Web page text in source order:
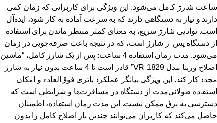
ساعت شارژ کامل می‌شود. این ویژگی برای کاربرانی که زمان کمی
دارند و نیاز به دستگاهی دارند که به سرعت آماده به کار شود، ایده‌آل
است. توانایی شارژ سریع، به معنای کمتر منتظر ماندن برای استفاده
از دستگاه پس از شارژ است، که در نتیجه باعث صرفه‌جویی در زمان
می‌شود. مدت زمان استفاده 4 ساعت: پس از یک شارژ کامل، “ماشین
اصلاح وربنا مدل VR-1829” قادر است تا 4 ساعت بدون نیاز به شارژ
مجدد کار کند. این ویژگی بیانگر عملکرد باتری فوق‌العاده و امکان
استفاده طولانی‌مدت از دستگاه در مسافرت‌ها و شرایطی است که
دسترسی به برق ممکن نیست. این مدت زمان استفاده، اطمینان
حاصل می‌کند که کاربران می‌توانند چندین بار اصلاح کامل را بدون